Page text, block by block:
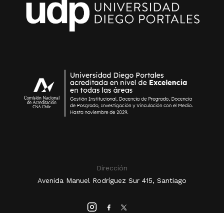
Dirección
Avenida Manuel Rodríguez Sur 415, Santiago